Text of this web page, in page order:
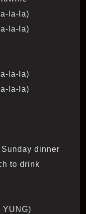
la-la)
la-la)
la-la)
la-la)
Sunday dinner
to drink
YUNG)